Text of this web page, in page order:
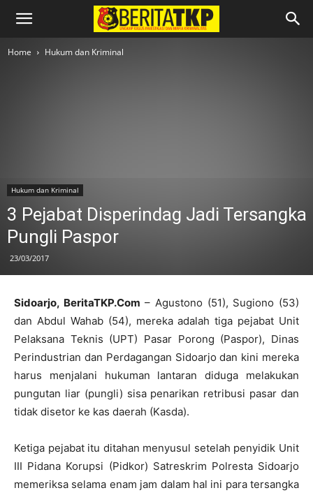
Home Hukum dan Kriminal
Hukum dan Kriminal
3 Pejabat Disperindag Jadi Tersangka
Pungli Paspor
23/03/2017
Sidoarjo, BeritaTKP.Com – Agustono (51), Sugiono (53)
dan Abdul Wahab (54), mereka adalah tiga pejabat Unit
Pelaksana Teknis (UPT) Pasar Porong (Paspor), Dinas
Perindustrian dan Perdagangan Sidoarjo dan kini mereka
harus menjalani hukuman lantaran diduga melakukan
pungutan liar (pungli) sisa penarikan retribusi pasar dan
tidak disetor ke kas daerah (Kasda).
Ketiga pejabat itu ditahan menyusul setelah penyidik Unit
III Pidana Korupsi (Pidkor) Satreskrim Polresta Sidoarjo
memeriksa selama enam jam dalam hal ini para tersangka